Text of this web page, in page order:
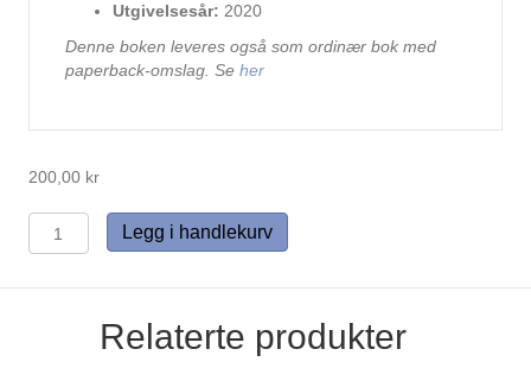
Utgivelsesår: 2020
Denne boken leveres også som ordinær bok med
paperback-omslag. Se her
200,00 kr
Empowerment
for
Legg i handlekurv
Relaterte produkter